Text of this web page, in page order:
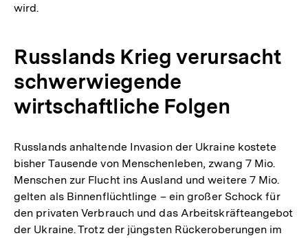
wird.
Russlands Krieg verursacht
schwerwiegende
wirtschaftliche Folgen
Russlands anhaltende Invasion der Ukraine kostete
bisher Tausende von Menschenleben, zwang 7 Mio.
Menschen zur Flucht ins Ausland und weitere 7 Mio.
gelten als Binnenflüchtlinge – ein großer Schock für
den privaten Verbrauch und das Arbeitskräfteangebot
der Ukraine. Trotz der jüngsten Rückeroberungen im